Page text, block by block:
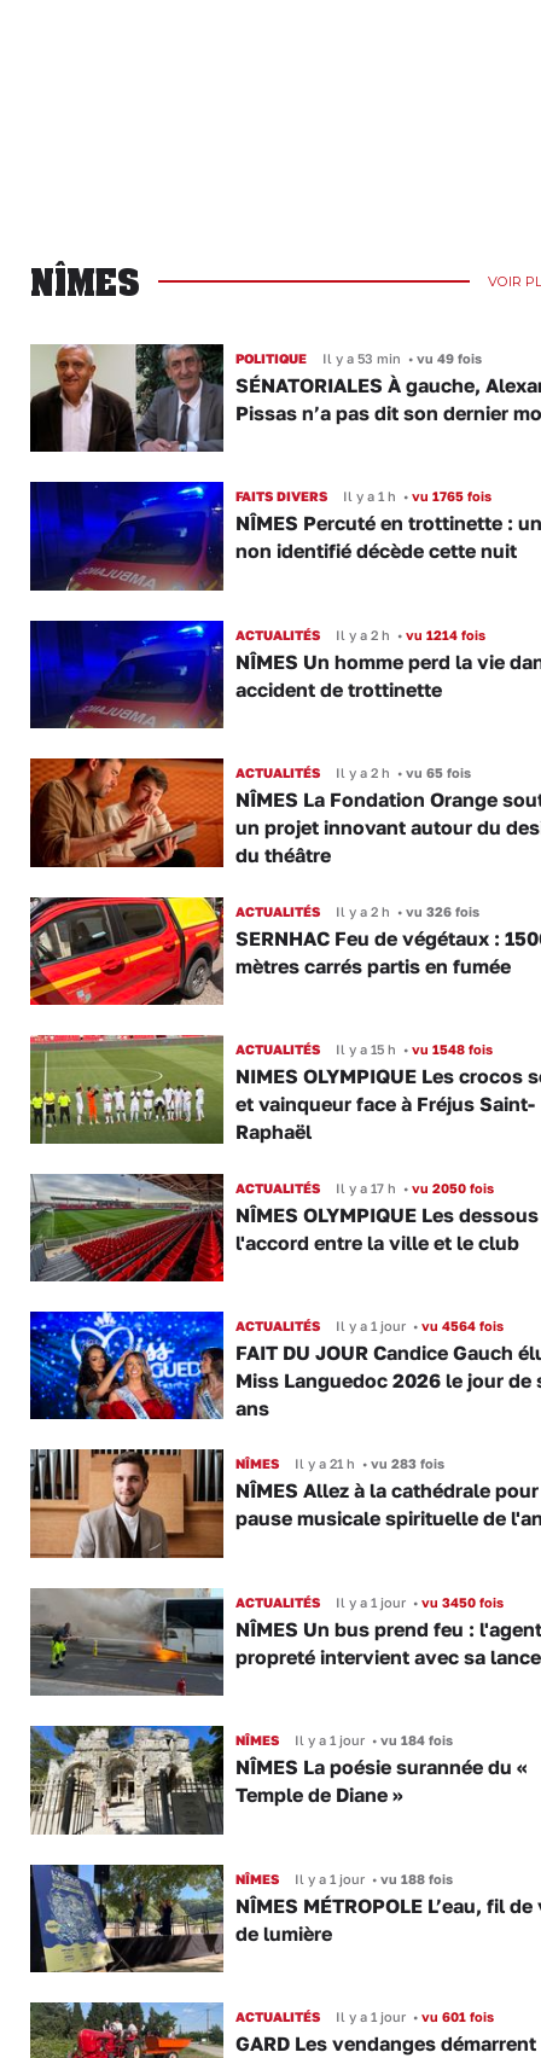
NÎMES VOIR
POLITIQUE Il y a 53 min •vu 49 fois
SÉNATORIALES À gauche,
Pissas n’a pas dit son dernier
FAITS DIVERS Il y a 1 h •vu 1765 fois
NÎMES Percuté en trottinette :
non identifié décède cette nuit
ACTUALITÉS Il y a 2 h •vu 1214 fois
NÎMES Un homme perd la vie
accident de trottinette
ACTUALITÉS Il y a 2 h •vu 65 fois
NÎMES La Fondation Orange
un projet innovant autour du
du théâtre
ACTUALITÉS Il y a 2 h •vu 326 fois
SERNHAC Feu de végétaux :
mètres carrés partis en fumée
ACTUALITÉS Il y a 15 h •vu 1548 fois
NIMES OLYMPIQUE Les crocos
et vainqueur face à Fréjus Saint-
Raphaël
ACTUALITÉS Il y a 17 h •vu 2050 fois
NÎMES OLYMPIQUE Les
l'accord entre la ville et le club
ACTUALITÉS Il y a 1 jour •vu 4564 fois
FAIT DU JOUR Candice Gauch
Miss Languedoc 2026 le jour de
ans
NÎMES Il y a 21 h •vu 283 fois
NÎMES Allez à la cathédrale
pause musicale spirituelle de
ACTUALITÉS Il y a 1 jour •vu 3450 fois
NÎMES Un bus prend feu :
propreté intervient avec sa lance
NÎMES Il y a 1 jour •vu 184 fois
NÎMES La poésie surannée du «
Temple de Diane »
NÎMES Il y a 1 jour •vu 188 fois
NÎMES MÉTROPOLE L’eau, fil de
de lumière
ACTUALITÉS Il y a 1 jour •vu 601 fois
GARD Les vendanges démarrent